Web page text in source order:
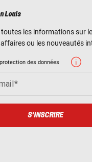
Louis
toutes les informations sur
ou les nouveautés
des données
S'INSCRIRE